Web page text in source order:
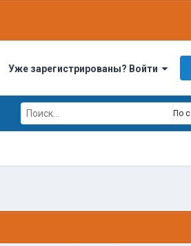
Уже зарегистрированы? Войти
По